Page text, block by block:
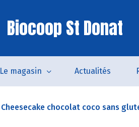
Biocoop St Donat
Le magasin Actualités
Cheesecake chocolat coco sans